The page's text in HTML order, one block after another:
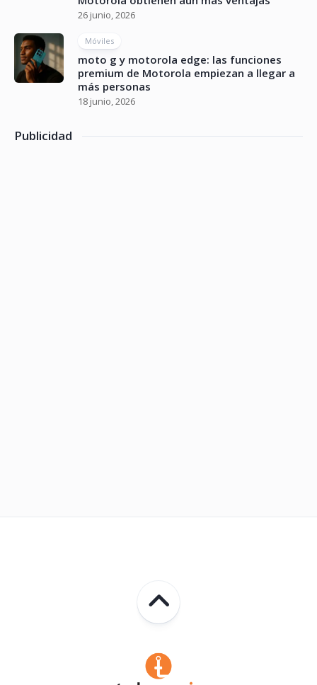
26 junio, 2026
Móviles
moto g y motorola edge: las funciones
premium de Motorola empiezan a llegar a
más personas
18 junio, 2026
Publicidad